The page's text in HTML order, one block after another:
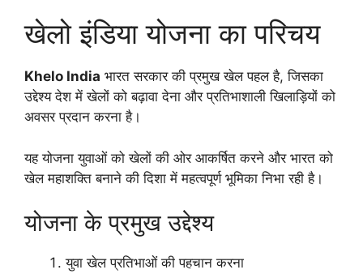
खेलो इंडिया योजना का परिचय
Khelo India भारत सरकार की प्रमुख खेल पहल है, जिसका
उद्देश्य देश में खेलों को बढ़ावा देना और प्रतिभाशाली खिलाड़ियों को
अवसर प्रदान करना है।
यह योजना युवाओं को खेलों की ओर आकर्षित करने और भारत को
खेल महाशक्ति बनाने की दिशा में महत्वपूर्ण भूमिका निभा रही है।
योजना के प्रमुख उद्देश्य
युवा खेल प्रतिभाओं की पहचान करना